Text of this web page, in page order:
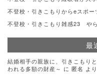
不登校・引きこもりからeスポ
不登校・引きこもり雑感23 や
最
結婚相手の親族に、引きこもり
われる多額の財産～ に 匿名 より